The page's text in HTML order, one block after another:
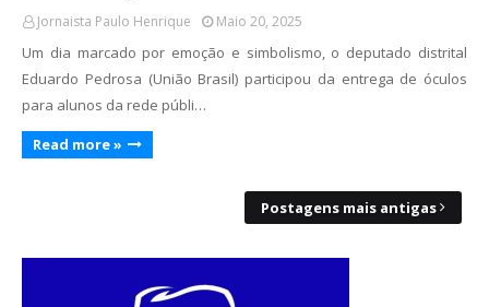
Jornaista Paulo Henrique Maio 20, 2025
Um dia marcado por emoção e simbolismo, o deputado distrital
Eduardo Pedrosa (União Brasil) participou da entrega de óculos
para alunos da rede públi…
Read more »
Postagens mais antigas